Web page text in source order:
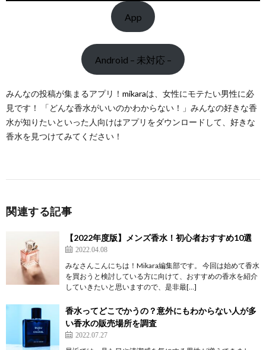
App
Android – 未対応 –
みんなの投稿が集まるアプリ！ mikaraは、女性にモテたい男性に必
見です！ 「どんな香水がいいのかわからない！」みんなの好きな香
水が知りたいといった人向けはアプリをダウンロードして、好きな
香水を見つけてみてください！
関連する記事
【2022年度版】メンズ香水！初心者おすすめ10選
2022.04.08
みなさんこんにちは！Mikara編集部です。 今回は始めて香水
を買おうと検討している方に向けて、おすすめの香水を紹介
していきたいと思いますので、是非最[…]
香水ってどこでかうの？意外にもわからない人が多
い香水の販売場所を調査
2022.07.27